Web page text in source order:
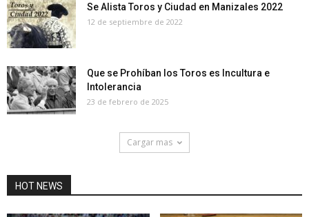
Se Alista Toros y Ciudad en Manizales 2022
12 de septiembre de 2022
Que se Prohíban los Toros es Incultura e
Intolerancia
23 de febrero de 2025
Cargar mas
HOT NEWS